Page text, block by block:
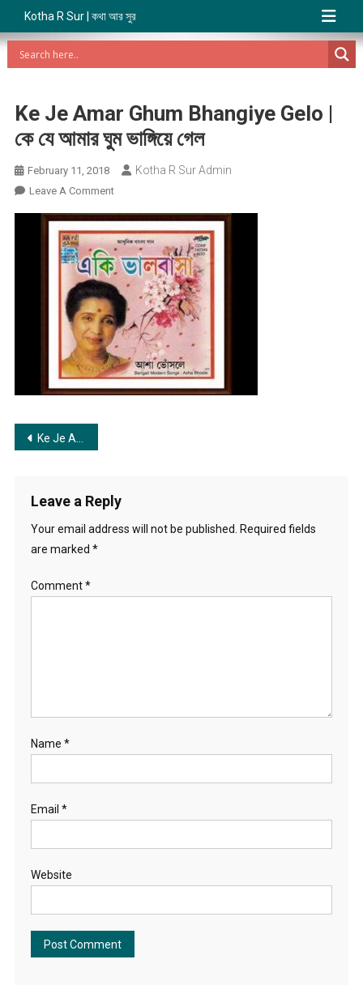
Kotha R Sur | কথা আর সুর
Ke Je Amar Ghum Bhangiye Gelo |
কে যে আমার ঘুম ভাঙ্গিয়ে গেল
February 11, 2018 Kotha R Sur Admin
Leave A CommentOn
Je
Amar
Ghum
Bhangiye
Gelo
|
কে
যে
আমার
ঘুম
Post
Ke Je Amar Ghum Bhangiye Gelo | কে যে আমার ঘুম ভাঙ্গিয়ে গেল
Leave a Reply
Your email address will not be published.
Required fields
are marked *
Comment*
Name *
Email *
Website